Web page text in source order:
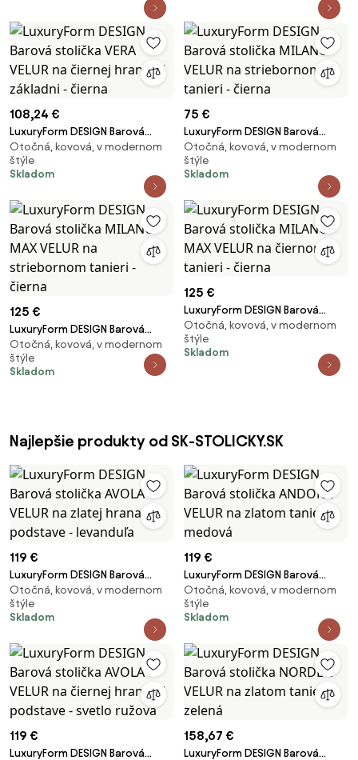
108,24 €
LuxuryForm DESIGN Barová
stolička VERA VELUR na čiernej
hranatej základni - čierna
Otočná, kovová, v modernom
štýle
Skladom
75 €
LuxuryForm DESIGN Barová
stolička MILANO VELUR na
striebornom tanieri - čierna
Otočná, kovová, v modernom
štýle
Skladom
125 €
LuxuryForm DESIGN Barová
stolička MILANO MAX VELUR na
striebornom tanieri - čierna
Otočná, kovová, v modernom
štýle
Skladom
125 €
LuxuryForm DESIGN Barová
stolička MILANO MAX VELUR na
čiernom tanieri - čierna
Otočná, kovová, v modernom
štýle
Skladom
Najlepšie produkty od SK-STOLICKY.SK
119 €
LuxuryForm DESIGN Barová
stolička AVOLA VELUR na zlatej
hranatej podstave - levanduľa
Otočná, kovová, v modernom
štýle
Skladom
119 €
LuxuryForm DESIGN Barová
stolička ANDORA VELUR na
zlatom tanieri - medová
Otočná, kovová, v modernom
štýle
Skladom
119 €
LuxuryForm DESIGN Barová
158,67 €
LuxuryForm DESIGN Barová